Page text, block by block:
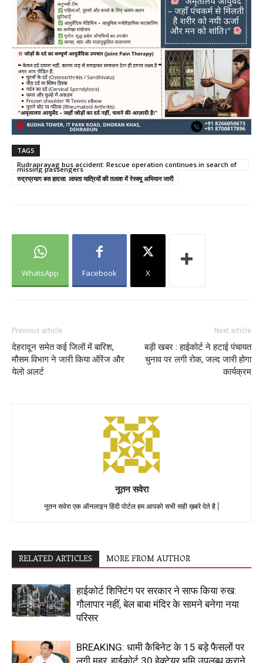
TAGS
Rudraprayag bus accident: Rescue operation continues in search of
missing passengers
रुद्रप्रयाग बस हादसा: लापता यात्रियों की तलाश में रेस्क्यू अभियान जारी
WhatsApp Facebook X
Previous article
देहरादून समेत कई जिलों में बारिश,
मौसम विभाग ने जारी किया ऑरेंज और
येलो अलर्ट
Next article
बड़ी खबर : हाईकोर्ट ने हटाई पंचायत
चुनाव पर लगी रोक, जल्द जारी होगा
कार्यक्रम
नूतन सवेरा
नूतन सवेरा एक ऑनलाइन हिंदी पोर्टल हम आपको सभी सही ख़बरे देते है |
RELATED ARTICLES MORE FROM AUTHOR
हाईकोर्ट शिफ्टिंग पर सरकार ने साफ किया रुख:
गौलापार नहीं, बेल बाबा मंदिर के सामने बनेगा नया
परिसर
BREAKING: धामी कैबिनेट के 15 बड़े फैसलों पर
लगी मुहर, हाईकोर्ट 30 हेक्टेयर भूमि उपलब्ध कराने